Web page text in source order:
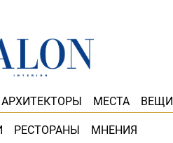
АРХИТЕКТОРЫ МЕСТА ВЕЩИ
РЕСТОРАНЫ МНЕНИЯ